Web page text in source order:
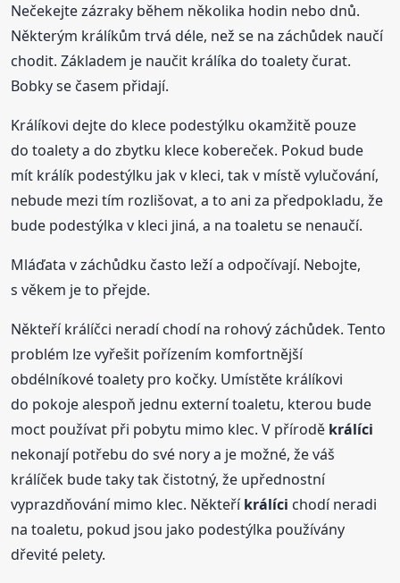
Nečekejte zázraky během několika hodin nebo dnů.
Některým králíkům trvá déle, než se na záchůdek naučí
chodit. Základem je naučit králíka do toalety čurat.
Bobky se časem přidají.
Králíkovi dejte do klece podestýlku okamžitě pouze
do toalety a do zbytku klece kobereček. Pokud bude
mít králík podestýlku jak v kleci, tak v místě vylučování,
nebude mezi tím rozlišovat, a to ani za předpokladu, že
bude podestýlka v kleci jiná, a na toaletu se nenaučí.
Mláďata v záchůdku často leží a odpočívají. Nebojte,
s věkem je to přejde.
Někteří králíčci neradí chodí na rohový záchůdek. Tento
problém lze vyřešit pořízením komfortnější
obdélníkové toalety pro kočky. Umístěte králíkovi
do pokoje alespoň jednu externí toaletu, kterou bude
moct používat při pobytu mimo klec. V přírodě králíci
nekonají potřebu do své nory a je možné, že váš
králíček bude taky tak čistotný, že upřednostní
vyprazdňování mimo klec. Někteříkrálíci chodí neradi
na toaletu, pokud jsou jako podestýlka používány
dřevité pelety.